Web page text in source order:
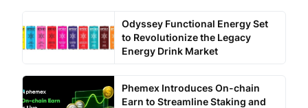
Odyssey Functional Energy Set
to Revolutionize the Legacy
Energy Drink Market
Phemex Introduces On-chain
Earn to Streamline Staking and